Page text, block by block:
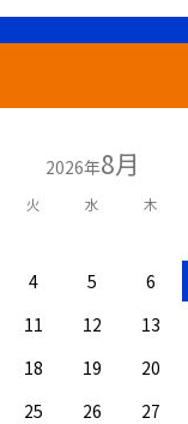
2026年8月
火 水 木
4 5 6
11 12 13
18 19 20
25 26 27